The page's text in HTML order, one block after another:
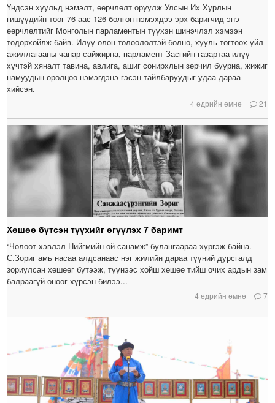
Үндсэн хуульд нэмэлт, өөрчлөлт оруулж Улсын Их Хурлын
гишүүдийн тоог 76-аас 126 болгон нэмэхдээ эрх баригчид энэ
өөрчлөлтийг Монголын парламентын түүхэн шинэчлэл хэмээн
тодорхойлж байв. Илүү олон төлөөлөлтэй болно, хууль тогтоох үйл
ажиллагааны чанар сайжирна, парламент Засгийн газартаа илүү
хүчтэй хяналт тавина, авлига, ашиг сонирхлын зөрчил буурна, жижиг
намуудын оролцоо нэмэгдэнэ гэсэн тайлбаруудыг удаа дараа
хийсэн.
4 өдрийн өмнө 21
Хөшөө бүтсэн түүхийг өгүүлэх 7 баримт
“Чөлөөт хэвлэл-Нийгмийн ой санамж” булангаараа хүргэж байна.
С.Зориг амь насаа алдсанаас нэг жилийн дараа түүний дурсгалд
зориулсан хөшөөг бүтээж, түүнээс хойш хөшөө тийш очих ардын зам
балраагүй өнөөг хүрсэн билээ...
4 өдрийн өмнө 7